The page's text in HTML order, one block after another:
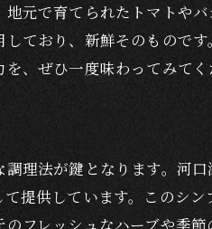
元で育てられたトマトや
ており、新鮮そのものです
、ぜひ一度味わってみてく
理法が鍵となります。河口
提供しています。このシン
フレッシュなハーブや季節